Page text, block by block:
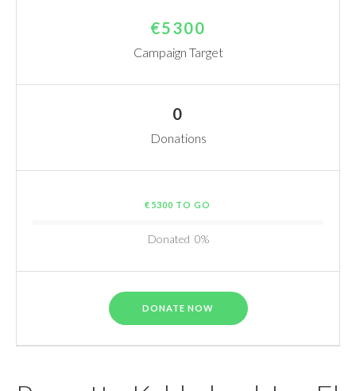
€5300
Campaign Target
0
Donations
€5300 TO GO
Donated 0%
DONATE NOW